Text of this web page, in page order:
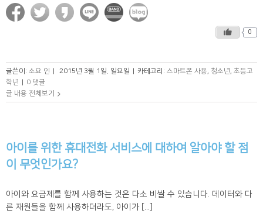
0
글쓴이: 소요 인 2015년 3월 1일. 일요일 카테고리: 스마트폰 사용, 청소년, 초등고
학년
0 댓글
글 내용 전체보기
아이를 위한 휴대전화 서비스에 대하여 알아야 할 점
이 무엇인가요?
아이와 요금제를 함께 사용하는 것은 다소 비쌀 수 있습니다. 데이터와 다
른 재원들을 함께 사용하더라도, 아이가 [...]